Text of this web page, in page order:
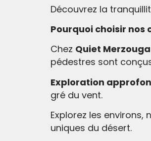
Découvrez la
Pourquoi choisir nos
Chez Quiet
pédestres sont
Exploration
gré du vent.
Explorez les
uniques du désert.